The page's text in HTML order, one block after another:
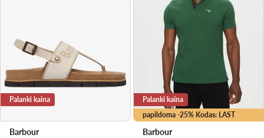
Palanki kaina
Barbour
papildoma -25% Kodas: LAST
Palanki kaina
Barbour